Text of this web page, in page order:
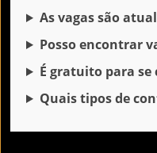
As vagas são
Posso encontrar
É gratuito para
Quais tipos de